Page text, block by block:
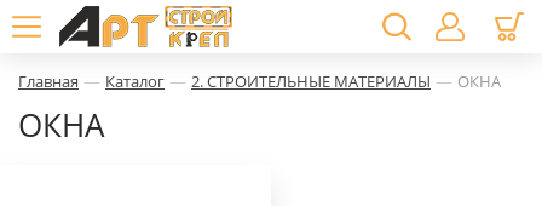
Главная — Каталог — 2. СТРОИТЕЛЬНЫЕ МАТЕРИАЛЫ — ОКНА
ОКНА